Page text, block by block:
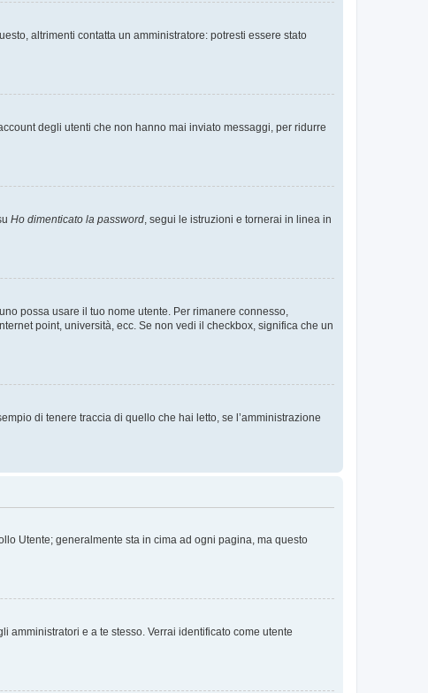
altrimenti contatta un amministratore: potresti essere stato
degli utenti che non hanno mai inviato messaggi, per ridurre
Ho dimenticato la password , segui le istruzioni e tornerai in linea in
possa usare il tuo nome utente. Per rimanere connesso,
point, università, ecc. Se non vedi il checkbox, significa che un
di tenere traccia di quello che hai letto, se l’amministrazione
Utente; generalmente sta in cima ad ogni pagina, ma questo
amministratori e a te stesso. Verrai identificato come utente